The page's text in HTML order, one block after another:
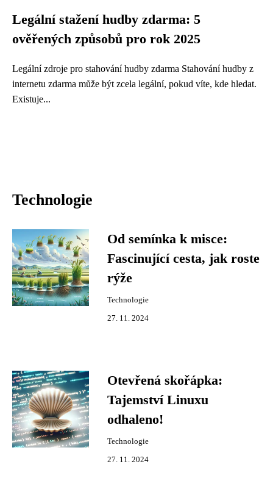
Legální stažení hudby zdarma: 5
ověřených způsobů pro rok 2025
Legální zdroje pro stahování hudby zdarma Stahování hudby z
internetu zdarma může být zcela legální, pokud víte, kde hledat.
Existuje...
Technologie
Od semínka k misce:
Fascinující cesta, jak roste
rýže
Technologie
27. 11. 2024
Otevřená skořápka:
Tajemství Linuxu
odhaleno!
Technologie
27. 11. 2024